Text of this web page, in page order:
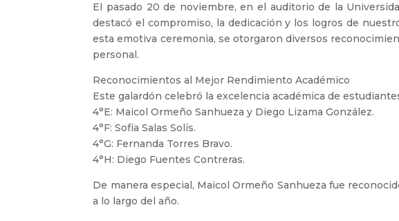
El pasado 20 de noviembre, en el auditorio de la
destacó el compromiso, la dedicación y los logros de
esta emotiva ceremonia, se otorgaron diversos
personal.
Reconocimientos al Mejor Rendimiento Académico
Este galardón celebró la excelencia académica de
4°E: Maicol Ormeño Sanhueza y Diego Lizama González.
4°F: Sofía Salas Solís.
4°G: Fernanda Torres Bravo.
4°H: Diego Fuentes Contreras.
De manera especial, Maicol Ormeño Sanhueza fue
a lo largo del año.